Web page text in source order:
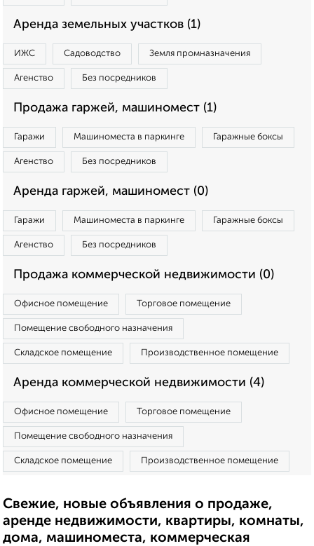
Аренда земельных участков (1)
ИЖС Садоводство Земля промназначения
Агенство Без посредников
Продажа гаржей, машиномест (1)
Гаражи Машиноместа в паркинге Гаражные боксы
Агенство Без посредников
Аренда гаржей, машиномест (0)
Гаражи Машиноместа в паркинге Гаражные боксы
Агенство Без посредников
Продажа коммерческой недвижимости (0)
Офисное помещение Торговое помещение
Помещение свободного назначения
Складское помещение Производственное помещение
Аренда коммерческой недвижимости (4)
Офисное помещение Торговое помещение
Помещение свободного назначения
Складское помещение Производственное помещение
Свежие, новые объявления о продаже,
аренде недвижимости, квартиры, комнаты,
дома, машиноместа, коммерческая